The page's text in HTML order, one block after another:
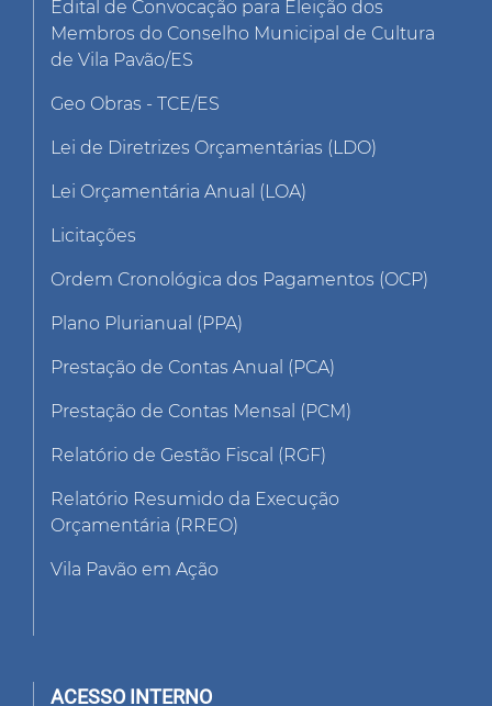
Edital de Convocação para Eleição dos
Membros do Conselho Municipal de Cultura
de Vila Pavão/ES
Geo Obras - TCE/ES
Lei de Diretrizes Orçamentárias (LDO)
Lei Orçamentária Anual (LOA)
Licitações
Ordem Cronológica dos Pagamentos (OCP)
Plano Plurianual (PPA)
Prestação de Contas Anual (PCA)
Prestação de Contas Mensal (PCM)
Relatório de Gestão Fiscal (RGF)
Relatório Resumido da Execução
Orçamentária (RREO)
Vila Pavão em Ação
ACESSO INTERNO